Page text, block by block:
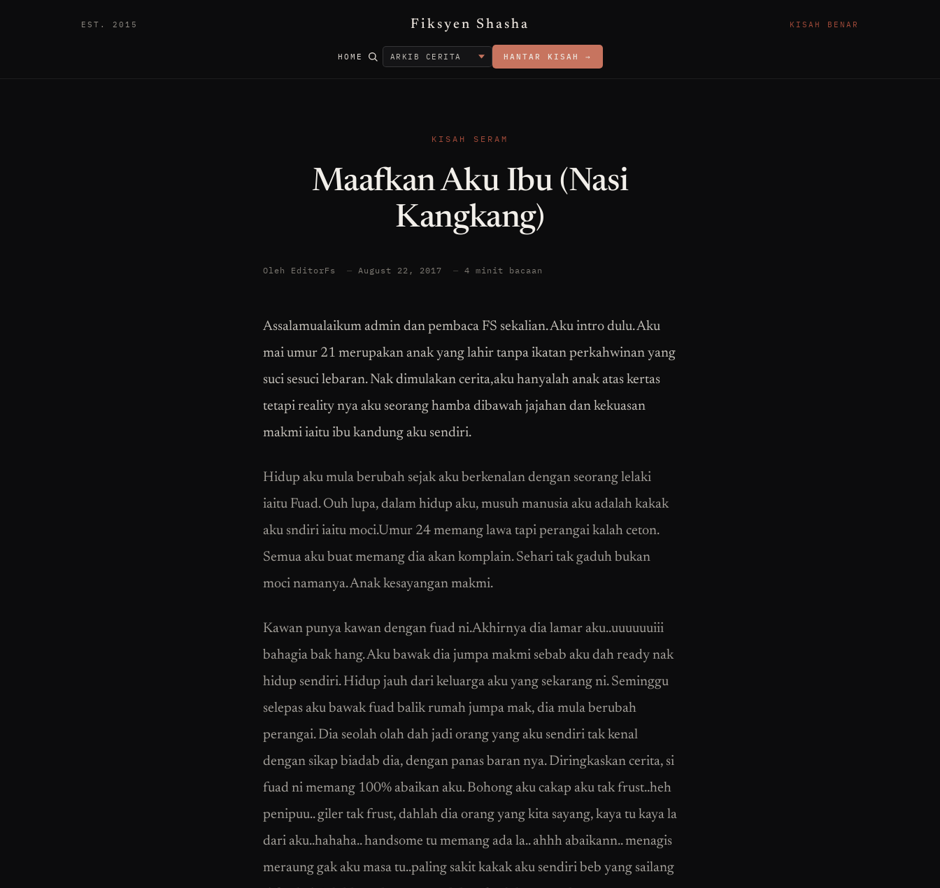
EST. 2015 Fiksyen Shasha KISAH BENAR
HOME HANTAR KISAH →
KISAH SERAM
Maafkan Aku Ibu (Nasi
Kangkang)
Oleh EditorFs — August 22, 2017 — 4 minit bacaan
Assalamualaikum admin dan pembaca FS sekalian. Aku intro dulu. Aku
mai umur 21 merupakan anak yang lahir tanpa ikatan perkahwinan yang
suci sesuci lebaran. Nak dimulakan cerita,aku hanyalah anak atas kertas
tetapi reality nya aku seorang hamba dibawah jajahan dan kekuasan
makmi iaitu ibu kandung aku sendiri.
Hidup aku mula berubah sejak aku berkenalan dengan seorang lelaki
iaitu Fuad. Ouh lupa, dalam hidup aku, musuh manusia aku adalah kakak
aku sndiri iaitu moci.Umur 24 memang lawa tapi perangai kalah ceton.
Semua aku buat memang dia akan komplain. Sehari tak gaduh bukan
moci namanya. Anak kesayangan makmi.
Kawan punya kawan dengan fuad ni.Akhirnya dia lamar aku..uuuuuuiii
bahagia bak hang. Aku bawak dia jumpa makmi sebab aku dah ready nak
hidup sendiri. Hidup jauh dari keluarga aku yang sekarang ni. Seminggu
selepas aku bawak fuad balik rumah jumpa mak, dia mula berubah
perangai. Dia seolah olah dah jadi orang yang aku sendiri tak kenal
dengan sikap biadab dia, dengan panas baran nya. Diringkaskan cerita, si
fuad ni memang 100% abaikan aku. Bohong aku cakap aku tak frust..heh
penipuu.. giler tak frust, dahlah dia orang yang kita sayang, kaya tu kaya la
dari aku..hahaha.. handsome tu memang ada la.. ahhh abaikann.. menagis
meraung gak aku masa tu..paling sakit kakak aku sendiri beb yang sailang